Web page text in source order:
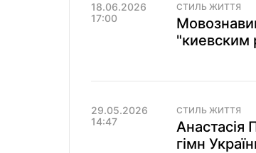
18.06.2026
17:00
СТИЛЬ ЖИТТЯ
"киевским
29.05.2026
14:47
СТИЛЬ ЖИТТЯ
Анастасія
гімн